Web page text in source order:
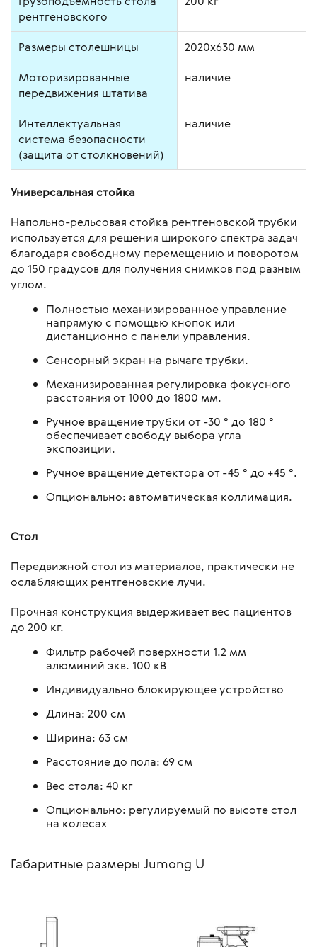
рентгеновского
Размеры столешницы
2020х630 мм
Моторизированные
передвижения штатива
наличие
Интеллектуальная
система безопасности
(защита от столкновений)
наличие
Универсальная стойка
Напольно-рельсовая стойка рентгеновской трубки
используется для решения широкого спектра задач
благодаря свободному перемещению и поворотом
до 150 градусов для получения снимков под разным
углом.
Полностью механизированное управление
напрямую с помощью кнопок или
дистанционно с панели управления.
Сенсорный экран на рычаге трубки.
Механизированная регулировка фокусного
расстояния от 1000 до 1800 мм.
Ручное вращение трубки от -30 ° до 180 °
обеспечивает свободу выбора угла
экспозиции.
Ручное вращение детектора от -45 ° до +45 °.
Опционально: автоматическая коллимация.
Стол
Передвижной стол из материалов, практически не
ослабляющих рентгеновские лучи.
Прочная конструкция выдерживает вес пациентов
до 200 кг.
Фильтр рабочей поверхности 1.2 мм
алюминий экв. 100 кВ
Индивидуально блокирующее устройство
Длина: 200 см
Ширина: 63 см
Расстояние до пола: 69 см
Вес стола: 40 кг
Опционально: регулируемый по высоте стол
на колесах
Габаритные размеры Jumong U